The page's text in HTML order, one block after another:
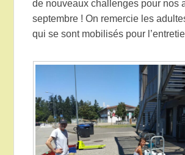
de nouveaux challenges pour nos
septembre ! On remercie les
qui se sont mobilisés pour